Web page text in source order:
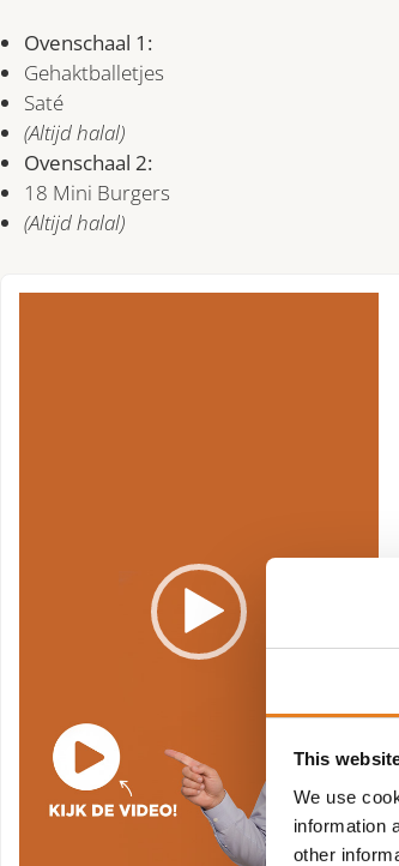
This
We use
information
other
Ovenschaal 1:
Gehaktballetjes
Saté
(Altijd halal)
Ovenschaal 2:
18 Mini Burgers
(Altijd halal)